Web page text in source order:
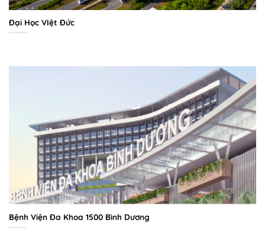
Đại Học VIệt Đức
Bệnh Viện Đa Khoa 1500 Bình Dương